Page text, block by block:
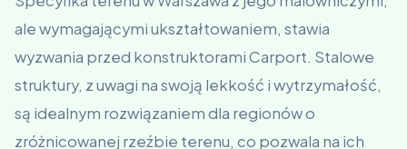
ale wymagającymi ukształtowaniem, stawia
wyzwania przed konstruktorami Carport. Stalowe
struktury, z uwagi na swoją lekkość i wytrzymałość,
są idealnym rozwiązaniem dla regionów o
zróżnicowanej rzeźbie terenu, co pozwala na ich